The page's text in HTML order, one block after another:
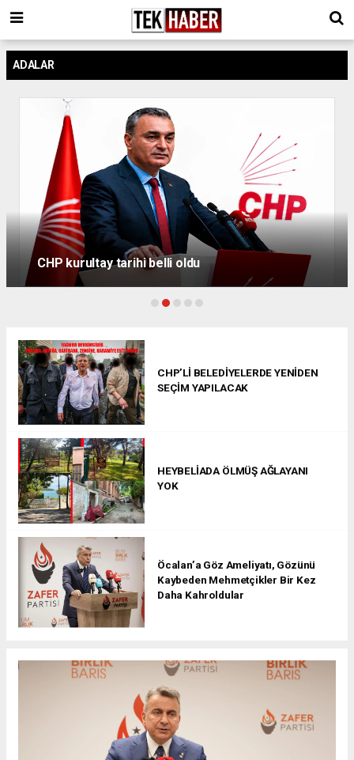
ADALAR
belli oldu
CHP’Lİ BELEDİYELERDE YENİDEN
SEÇİM YAPILACAK
HEYBELİADA ÖLMÜŞ AĞLAYANI
YOK
Öcalan’a Göz Ameliyatı, Gözünü
Kaybeden Mehmetçikler Bir Kez
Daha Kahroldular